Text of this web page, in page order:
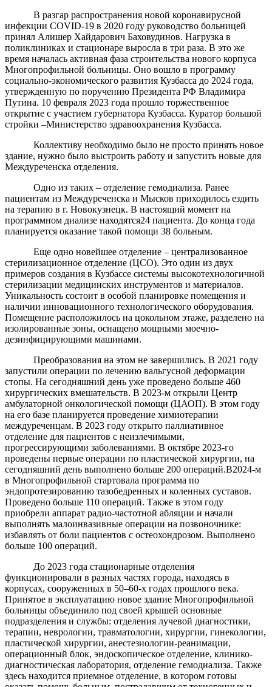
В разгар распространения новой коронавирусной
инфекции COVID-19 в 2020 году руководство больницей
принял Алишер Хайдарович Баховудинов. Нагрузка в
поликлиниках и стационаре выросла в три раза. В это же
время началась активная фаза строительства нового корпуса
Многопрофильной больницы. Оно вошло в программу
социально-экономического развития Кузбасса до 2024 года,
утвержденную по поручению Президента РФ Владимира
Путина. 10 февраля 2023 года прошло торжественное
открытие с участием губернатора Кузбасса. Куратор большой
стройки –Министерство здравоохранения Кузбасса.
Коллективу необходимо было не просто принять новое
здание, нужно было выстроить работу и запустить новые для
Междуреченска отделения.
Одно из таких – отделение гемодиализа. Ранее
пациентам из Междуреченска и Мысков приходилось ездить
на терапию в г. Новокузнецк. В настоящий момент на
программном диализе находятся24 пациента. До конца года
планируется оказание такой помощи 38 больным.
Еще одно новейшее отделение – централизованное
стерилизационное отделение (ЦСО). Это один из двух
примеров создания в Кузбассе системы высокотехнологичной
стерилизации медицинских инструментов и материалов.
Уникальность состоит в особой планировке помещения и
наличии инновационного технологического оборудования.
Помещение расположилось на цокольном этаже, разделено на
изолированные зоны, оснащено мощными моечно-
дезинфицирующими машинами.
Преобразования на этом не завершились. В 2021 году
запустили операции по лечению вальгусной деформации
стопы. На сегодняшний день уже проведено больше 460
хирургических вмешательств. В 2023-м открыли Центр
амбулаторной онкологической помощи (ЦАОП). В этом году
на его базе планируется проведение химиотерапии
междуреченцам. В 2023 году открыто паллиативное
отделение для пациентов с неизлечимыми,
прогрессирующими заболеваниями. В октябре 2023-го
проведены первые операции по пластической хирургии, на
сегодняшний день выполнено больше 200 операций.В2024-м
в Многопрофильной стартовала программа по
эндопротезированию тазобедренных и коленных суставов.
Проведено больше 110 операций. Также в этом году
приобрели аппарат радио-частотной абляции и начали
выполнять малоинвазивные операции на позвоночнике:
избавлять от боли пациентов с остеохондрозом. Выполнено
больше 100 операций.
До 2023 года стационарные отделения
функционировали в разных частях города, находясь в
корпусах, сооруженных в 50–60-х годах прошлого века.
Принятое в эксплуатацию новое здание Многопрофильной
больницы объединило под своей крышей основные
подразделения и службы: отделения лучевой диагностики,
терапии, неврологии, травматологии, хирургии, гинекологии,
пластической хирургии, анестезиологии-реанимации,
операционный блок, эндоскопическое отделение, клинико-
диагностическая лаборатория, отделение гемодиализа. Также
здесь находится приемное отделение, в котором готовы